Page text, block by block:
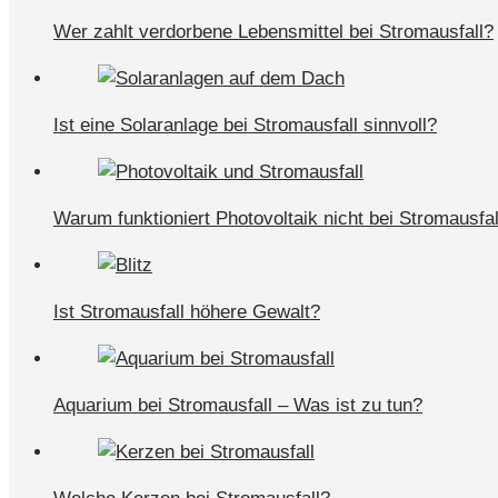
Wer zahlt verdorbene Lebensmittel bei Stromausfall?
Ist eine Solaranlage bei Stromausfall sinnvoll?
Warum funktioniert Photovoltaik nicht bei
Ist Stromausfall höhere Gewalt?
Aquarium bei Stromausfall – Was ist zu tun?